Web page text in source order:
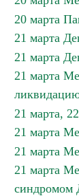
20 марта
21 марта
21 марта
21 марта
21 марта,
21 марта
21 марта
21 марта
синдромом